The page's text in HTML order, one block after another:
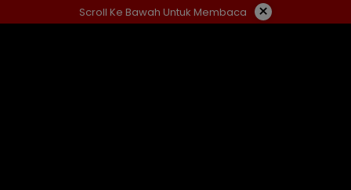
ke
Scroll Ke Bawah Untuk Membaca ×